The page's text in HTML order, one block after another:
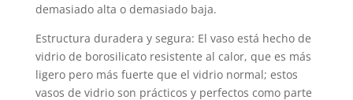
demasiado alta o demasiado baja.
Estructura duradera y segura: El vaso está hecho de
vidrio de borosilicato resistente al calor, que es más
ligero pero más fuerte que el vidrio normal; estos
vasos de vidrio son prácticos y perfectos como parte